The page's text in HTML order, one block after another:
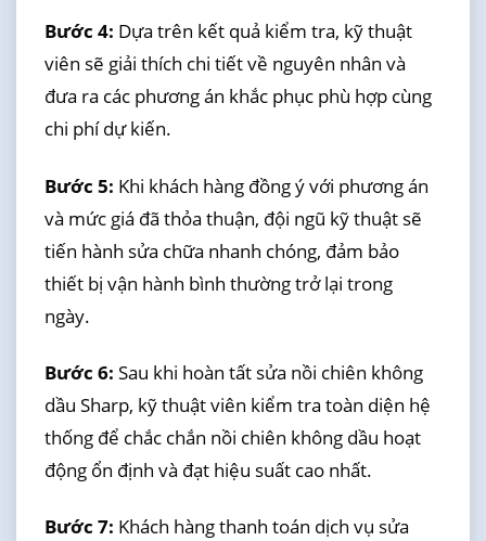
Bước 4: Dựa trên kết quả kiểm tra, kỹ thuật
viên sẽ giải thích chi tiết về nguyên nhân và
đưa ra các phương án khắc phục phù hợp cùng
chi phí dự kiến.
Bước 5: Khi khách hàng đồng ý với phương án
và mức giá đã thỏa thuận, đội ngũ kỹ thuật sẽ
tiến hành sửa chữa nhanh chóng, đảm bảo
thiết bị vận hành bình thường trở lại trong
ngày.
Bước 6: Sau khi hoàn tất sửa nồi chiên không
dầu Sharp, kỹ thuật viên kiểm tra toàn diện hệ
thống để chắc chắn nồi chiên không dầu hoạt
động ổn định và đạt hiệu suất cao nhất.
Bước 7: Khách hàng thanh toán dịch vụ sửa